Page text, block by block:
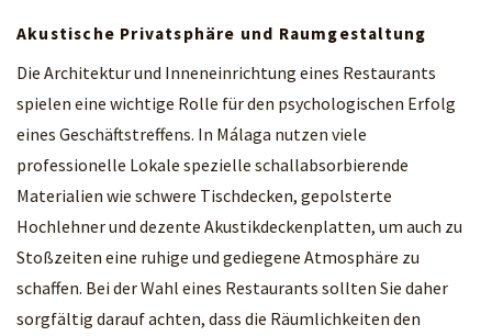
Akustische Privatsphäre und Raumgestaltung
Die Architektur und Inneneinrichtung eines Restaurants
spielen eine wichtige Rolle für den psychologischen Erfolg
eines Geschäftstreffens. In Málaga nutzen viele
professionelle Lokale spezielle schallabsorbierende
Materialien wie schwere Tischdecken, gepolsterte
Hochlehner und dezente Akustikdeckenplatten, um auch zu
Stoßzeiten eine ruhige und gediegene Atmosphäre zu
schaffen. Bei der Wahl eines Restaurants sollten Sie daher
sorgfältig darauf achten, dass die Räumlichkeiten den